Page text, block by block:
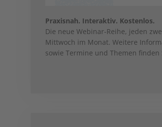
Praxisnah. Interaktiv. Kostenlos.
Die neue Webinar-Reihe, jeden
Mittwoch im Monat. Weitere
sowie Termine und Themen finden